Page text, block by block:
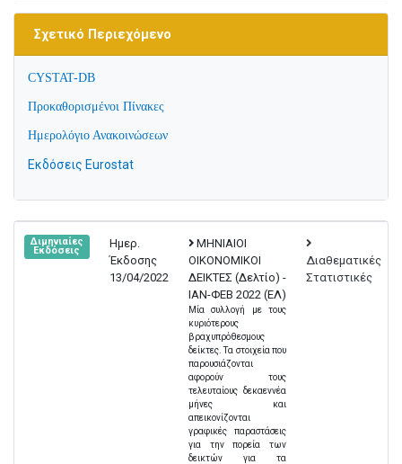
Σχετικό Περιεχόμενο
CYSTAT-DB
Προκαθορισμένοι Πίνακες
Ημερολόγιο Ανακοινώσεων
Εκδόσεις Eurostat
Διμηνιαίες
Εκδόσεις
Ημερ.
Έκδοσης
13/04/2022
ΜΗΝΙΑΙΟΙ
ΟΙΚΟΝΟΜΙΚΟΙ
ΔΕΙΚΤΕΣ (Δελτίο) -
ΙΑΝ-ΦΕΒ 2022 (EΛ)
Μία συλλογή με τους
κυριότερους
βραχυπρόθεσμους
δείκτες. Τα στοιχεία που
παρουσιάζονται
αφορούν τους
τελευταίους δεκαεννέα
μήνες και
απεικονίζονται
γραφικές παραστάσεις
για την πορεία των
δεικτών για τα
Διαθεματικές
Στατιστικές